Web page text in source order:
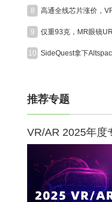
8
9
10
推荐专题
VR/AR 2025年度